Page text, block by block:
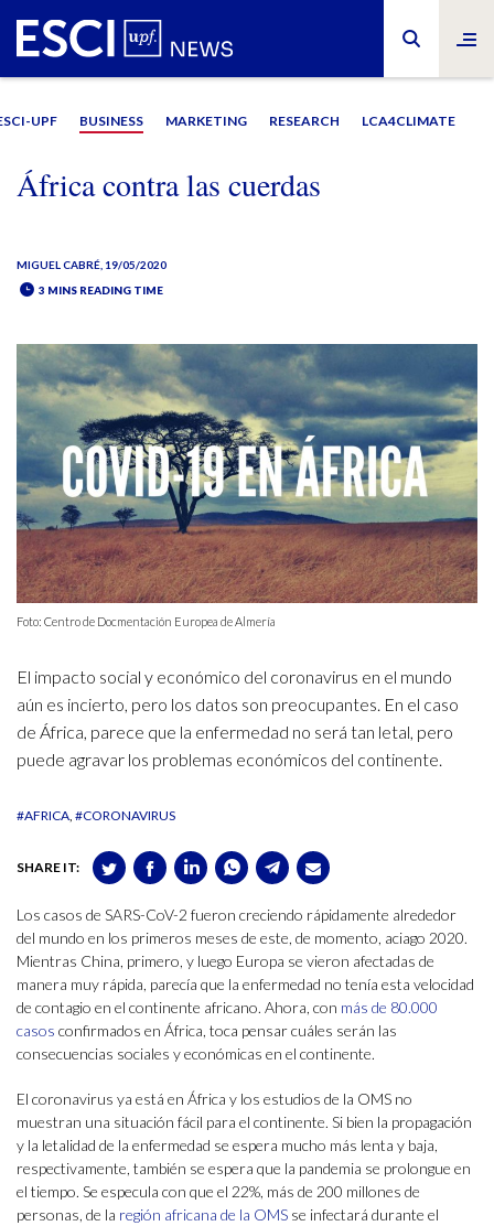
UPF BUSINESS MARKETING RESEARCH LCA4CLIMATE
África contra las cuerdas
MIGUEL CABRÉ , 19/05/2020
3 MINS READING TIME
Foto: Centro de Docmentación Europea de Almería
El impacto social y económico del coronavirus en el mundo
aún es incierto, pero los datos son preocupantes. En el caso
de África, parece que la enfermedad no será tan letal, pero
puede agravar los problemas económicos del continente.
#AFRICA #CORONAVIRUS
SHARE IT:
Los casos de SARS-CoV-2 fueron creciendo rápidamente alrededor
del mundo en los primeros meses de este, de momento, aciago 2020.
Mientras China, primero, y luego Europa se vieron afectadas de
manera muy rápida, parecía que la enfermedad no tenía esta velocidad
de contagio en el continente africano. Ahora, con más de 80.000
casos confirmados en África, toca pensar cuáles serán las
consecuencias sociales y económicas en el continente.
El coronavirus ya está en África y los estudios de la OMS no
muestran una situación fácil para el continente. Si bien la propagación
y la letalidad de la enfermedad se espera mucho más lenta y baja,
respectivamente, también se espera que la pandemia se prolongue en
el tiempo. Se especula con que el 22%, más de 200 millones de
personas, de la región africana de la OMS se infectará durante el